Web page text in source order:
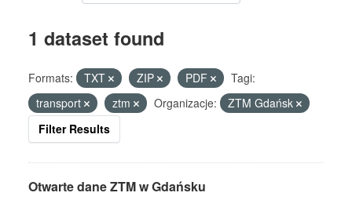
1 dataset found
Formats: TXT ZIP PDF
Tagi:
transport
ztm Organizacje:
ZTM Gdańsk
Filter Results
Otwarte dane ZTM w Gdańsku